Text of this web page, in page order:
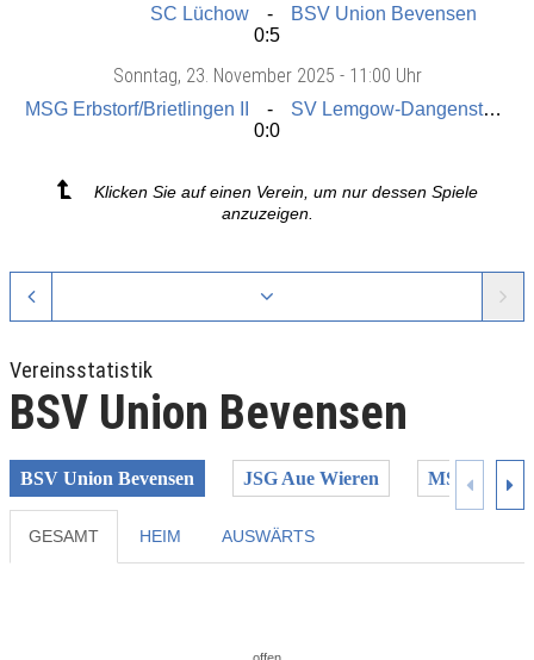
SC Lüchow
BSV Union Bevensen
0:5
Sonntag, 23. November 2025 - 11:00 Uhr
MSG Erbstorf/Brietlingen II
SV Lemgow-Dangenstorf
0:0
Klicken Sie auf einen Verein, um nur dessen Spiele
anzuzeigen.
Vereinsstatistik
BSV Union Bevensen
BSV Union Bevensen JSG Aue Wieren MSG
GESAMT HEIM AUSWÄRTS